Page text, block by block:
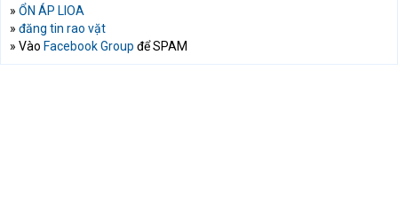
» ỔN ÁP LIOA
» đăng tin rao vặt
» Vào Facebook Group để SPAM